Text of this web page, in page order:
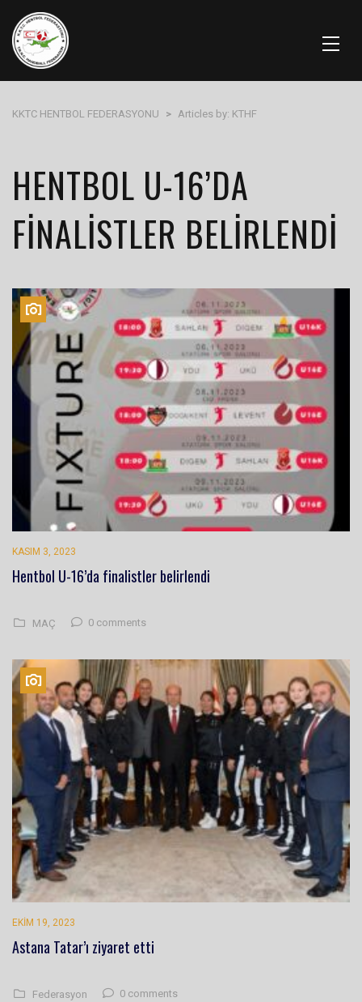
KKTC HENTBOL FEDERASYONU > Articles by: KTHF
HENTBOL U-16’DA
FINALISTLER BELIRLENDI
KASIM 3, 2023
Hentbol U-16’da finalistler belirlendi
MAÇ 0 comments
EKIM 19, 2023
Astana Tatar’ı ziyaret etti
Federasyon 0 comments